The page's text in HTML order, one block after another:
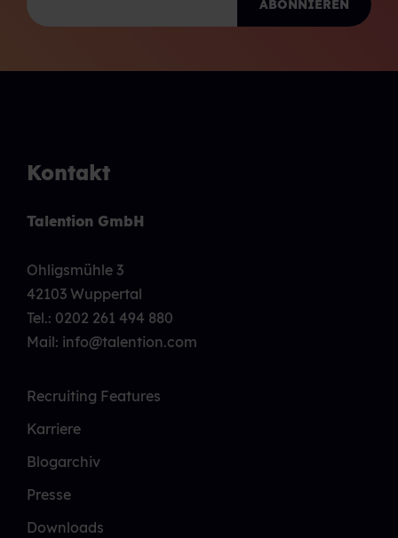
Kontakt
Talention GmbH
Ohligsmühle 3
42103 Wuppertal
Tel.: 0202 261 494 880
Mail: info@talention.com
Recruiting Features
Karriere
Blogarchiv
Presse
Downloads